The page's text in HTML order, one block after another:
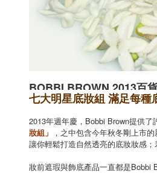
BOBBI BROWN 2013百
七大明星底妝組 滿足每種
2013年週年慶，Bobbi Brown提供
妝組」
，之中包含今年秋冬剛上市
讓你輕鬆打造自然透亮的底妝妝感
妝前遮瑕與飾底產品一直都是Bobbi